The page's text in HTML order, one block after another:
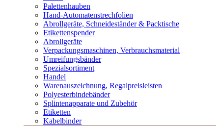
Palettenhauben
Hand-Automatenstrechfolien
Abrollgeräte, Schneideständer & Packtische
Etikettenspender
Abrollgeräte
Verpackungsmaschinen, Verbrauchsmaterial
Umreifungsbänder
Spezialsortiment
Handel
Warenauszeichnung, Regalpreisleisten
Polyesterbindebänder
Splintenapparate und Zubehör
Etiketten
Kabelbinder